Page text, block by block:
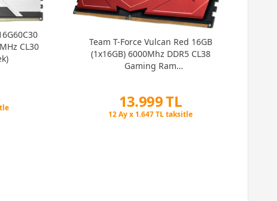
CL30
Team T-Force Vulcan Red 16GB
(1x16GB) 6000Mhz DDR5 CL38
Gaming Ram
13.999 TL
Peşin Fiyatına 3 Taksit